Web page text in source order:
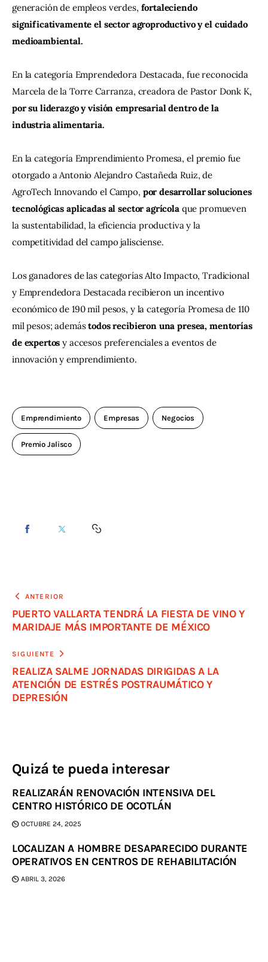
generación de empleos verdes, fortaleciendo
significativamente el sector agroproductivo y el cuidado
medioambiental.
En la categoría Emprendedora Destacada, fue reconocida
Marcela de la Torre Carranza, creadora de Pastor Donk K,
por su liderazgo y visión empresarial dentro de la
industria alimentaria.
En la categoría Emprendimiento Promesa, el premio fue
otorgado a Antonio Alejandro Castañeda Ruiz, de
AgroTech Innovando el Campo, por desarrollar soluciones
tecnológicas aplicadas al sector agrícola que promueven
la sustentabilidad, la eficiencia productiva y la
competitividad del campo jalisciense.
Los ganadores de las categorías Alto Impacto, Tradicional
y Emprendedora Destacada recibieron un incentivo
económico de 190 mil pesos, y la categoría Promesa de 110
mil pesos; además todos recibieron una presea, mentorías
de expertos y accesos preferenciales a eventos de
innovación y emprendimiento.
Emprendimiento Empresas Negocios
Premio Jalisco
ANTERIOR
PUERTO VALLARTA TENDRÁ LA FIESTA DE VINO Y
MARIDAJE MÁS IMPORTANTE DE MÉXICO
SIGUIENTE
REALIZA SALME JORNADAS DIRIGIDAS A LA
ATENCIÓN DE ESTRÉS POSTRAUMÁTICO Y
DEPRESIÓN
Quizá te pueda interesar
REALIZARÁN RENOVACIÓN INTENSIVA DEL
CENTRO HISTÓRICO DE OCOTLÁN
OCTUBRE 24, 2025
LOCALIZAN A HOMBRE DESAPARECIDO DURANTE
OPERATIVOS EN CENTROS DE REHABILITACIÓN
ABRIL 3, 2026